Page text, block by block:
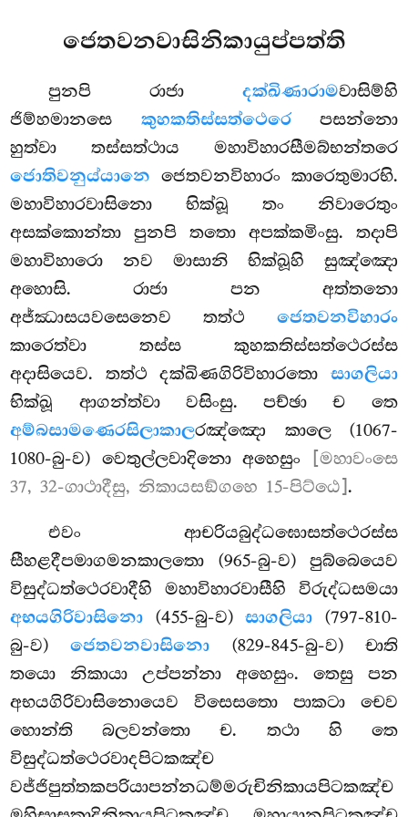
ජෙතවනවාසිනිකායුප්පත්ති
පුනපි රාජා දක්ඛිණාරාමවාසිම්හි
ජිම්හමානසෙ කුහකතිස්සත්ථෙරෙපසන්නො
හුත්වා තස්සත්ථාය මහාවිහාරසීමබ්භන්තරෙ
ජොතිවනුය්යානෙ ජෙතවනවිහාරං කාරෙතුමාරභි.
මහාවිහාරවාසිනො භික්ඛූ තං නිවාරෙතුං
අසක්කොන්තා පුනපි තතො අපක්කමිංසු. තදාපි
මහාවිහාරො නව මාසානි භික්ඛූහි සුඤ්ඤො
අහොසි. රාජා පන අත්තනො
අජ්ඣාසයවසෙනෙව තත්ථ ජෙතවනවිහාරං
කාරෙත්වා තස්ස කුහකතිස්සත්ථෙරස්ස
අදාසියෙව. තත්ථ දක්ඛිණගිරිවිහාරතො සාගලියා
භික්ඛූ ආගන්ත්වා වසිංසු. පච්ඡා ච තෙ
අම්බසාමණෙරසිලාකාලරඤ්ඤො කාලෙ (1067-
1080-බු-ව) වෙතුල්ලවාදිනො අහෙසුං
[මහාවංසෙ
37, 32-ගාථාදීසු, නිකායසඞ්ගහෙ 15-පිට්ඨෙ].
එවං ආචරියබුද්ධඝොසත්ථෙරස්ස
සීහළදීපමාගමනකාලතො (965-බු-ව) පුබ්බෙයෙව
විසුද්ධත්ථෙරවාදීහි මහාවිහාරවාසීහි විරුද්ධසමයා
අභයගිරිවාසිනො (455-බු-ව)සාගලියා (797-810-
බු-ව)ජෙතවනවාසිනො (829-845-බු-ව) චාති
තයො නිකායා උප්පන්නා අහෙසුං. තෙසු පන
අභයගිරිවාසිනොයෙව විසෙසතො පාකටා චෙව
හොන්ති බලවන්තො ච. තථා හි තෙ
විසුද්ධත්ථෙරවාදපිටකඤ්ච
වජ්ජිපුත්තකපරියාපන්නධම්මරුචිනිකායපිටකඤ්ච